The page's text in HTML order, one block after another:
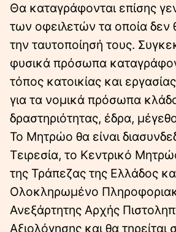
Θα καταγράφονται επίσης
των οφειλετών τα οποία δεν
την ταυτοποίησή τους.
φυσικά πρόσωπα
τόπος κατοικίας και
για τα νομικά πρόσωπα
δραστηριότητας, έδρα,
Το Μητρώο θα είναι
Τειρεσία, το Κεντρικό
της Τράπεζας της Ελλάδος
Ολοκληρωμένο
Ανεξάρτητης Αρχής
Αξιολόγησης και θα τηρείται